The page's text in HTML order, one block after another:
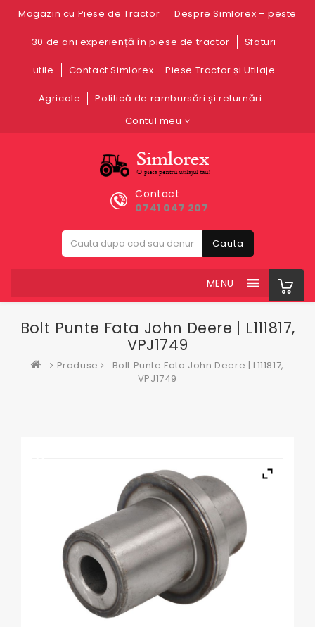
Magazin cu Piese de Tractor Despre Simlorex – peste
30 de ani experiență în piese de tractor Sfaturi
utile Contact Simlorex – Piese Tractor și Utilaje
Agricole
Politică de rambursări și returnări
Contul meu
Contact
0741 047 207
Cauta
MENU
Bolt Punte Fata John Deere | L111817,
VPJ1749
Produse
Bolt Punte Fata John Deere | L111817,
VPJ1749